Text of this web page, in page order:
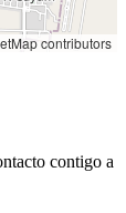
contributors
contigo a